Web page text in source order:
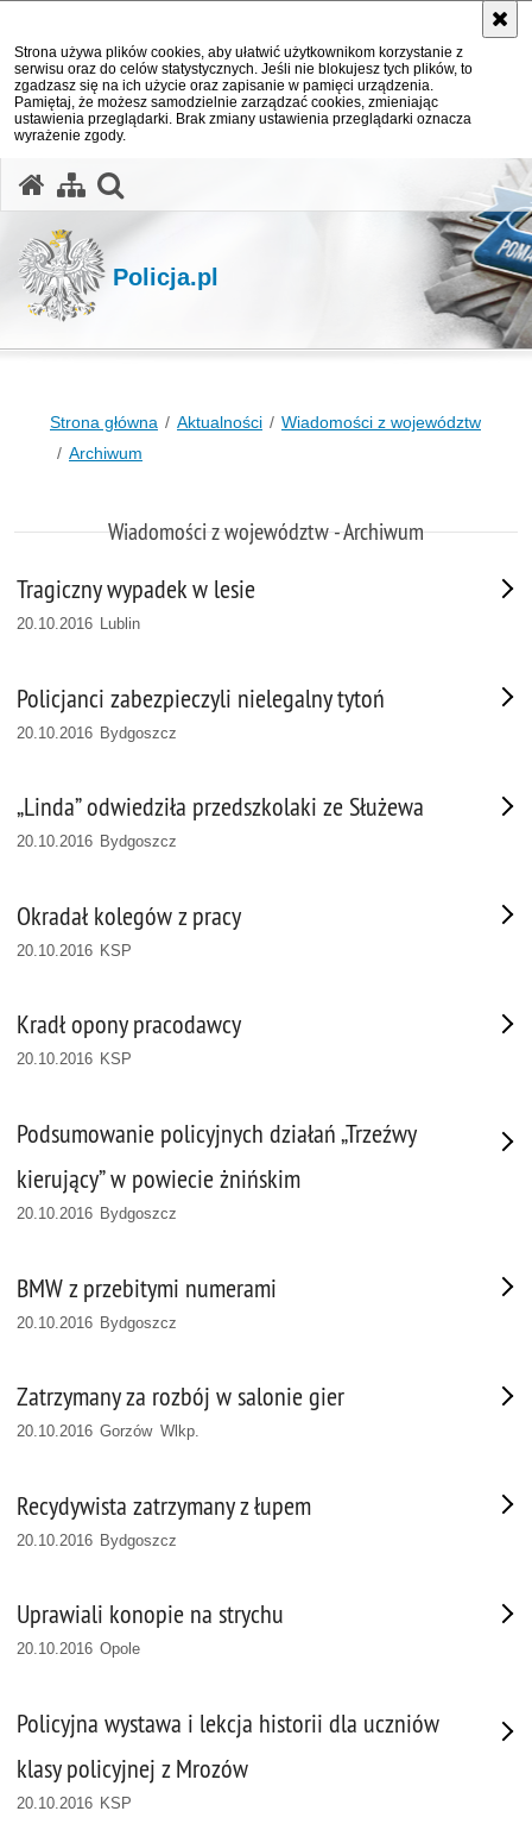
Strona używa plików cookies, aby ułatwić użytkownikom korzystanie z
serwisu oraz do celów statystycznych. Jeśli nie blokujesz tych plików, to
zgadzasz się na ich użycie oraz zapisanie w pamięci urządzenia.
Pamiętaj, że możesz samodzielnie zarządzać cookies, zmieniając
ustawienia przeglądarki. Brak zmiany ustawienia przeglądarki oznacza
wyrażenie zgody.
Policja.pl
Strona główna Aktualności
Wiadomości z województw
Archiwum
Wiadomości z województw - Archiwum
Tragiczny wypadek w lesie
20.10.2016 Lublin
Policjanci zabezpieczyli nielegalny tytoń
20.10.2016 Bydgoszcz
„Linda” odwiedziła przedszkolaki ze Służewa
20.10.2016 Bydgoszcz
Okradał kolegów z pracy
20.10.2016 KSP
Kradł opony pracodawcy
20.10.2016 KSP
Podsumowanie policyjnych działań „Trzeźwy
kierujący” w powiecie żnińskim
20.10.2016 Bydgoszcz
BMW z przebitymi numerami
20.10.2016 Bydgoszcz
Zatrzymany za rozbój w salonie gier
20.10.2016 Gorzów Wlkp.
Recydywista zatrzymany z łupem
20.10.2016 Bydgoszcz
Uprawiali konopie na strychu
20.10.2016 Opole
Policyjna wystawa i lekcja historii dla uczniów
klasy policyjnej z Mrozów
20.10.2016 KSP